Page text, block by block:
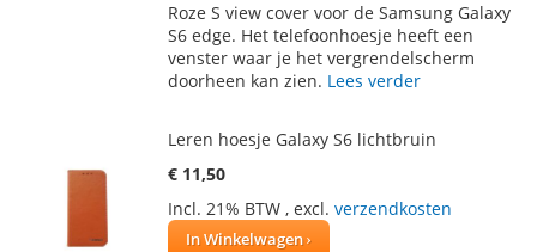
AAN
VERLANGLIJST
TE
VERGELIJKEN
Roze S view cover voor de Samsung Galaxy
S6 edge. Het telefoonhoesje heeft een
venster waar je het vergrendelscherm
doorheen kan zien. Lees verder
Leren hoesje Galaxy S6 lichtbruin
€ 11,50
Incl. 21% BTW , excl. verzendkosten
In Winkelwagen